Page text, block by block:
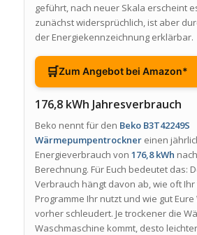
geführt, nach neuer Skala erscheint
zunächst widersprüchlich, ist aber
der Energiekennzeichnung erklärbar.
🛒Zum Angebot bei Amazon*
176,8 kWh Jahresverbrauch
Beko nennt für den Beko B3T42249S
Wärmepumpentrocknereinen
Energieverbrauch von 176,8 kWh
Berechnung. Für Euch bedeutet das:
Verbrauch hängt davon ab, wie oft
Programme Ihr nutzt und wie gut
vorher schleudert. Je trockener die
Waschmaschine kommt, desto